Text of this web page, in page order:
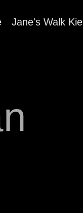
Jane's Walk Kiel